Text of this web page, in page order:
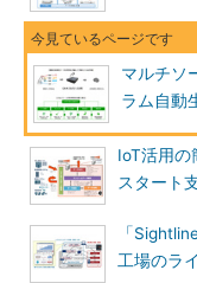
マルチソ
ラム自動
IoT活用の
スタート
「
工場のラ